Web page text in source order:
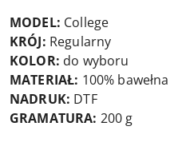
MODEL: College
KRÓJ: Regularny
KOLOR: do wyboru
MATERIAŁ: 100% bawełna
NADRUK: DTF
GRAMATURA: 200 g